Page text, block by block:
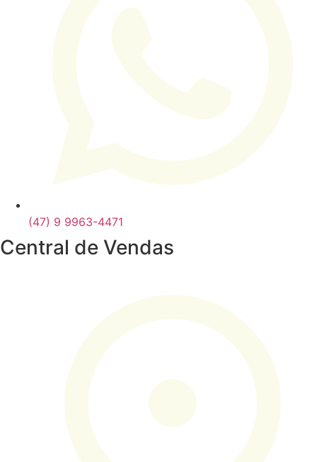
(47) 9 9963-4471
Central de Vendas